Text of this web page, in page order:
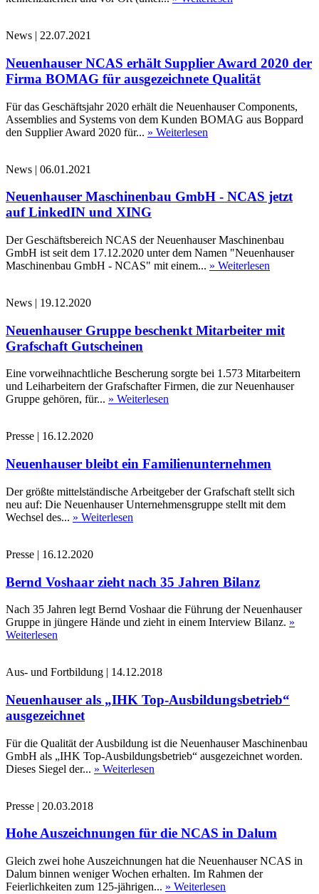
News | 22.07.2021
Neuenhauser NCAS erhält Supplier Award 2020 der
Firma BOMAG für ausgezeichnete Qualität
Für das Geschäftsjahr 2020 erhält die Neuenhauser Components,
Assemblies and Systems von dem Kunden BOMAG aus Boppard
den Supplier Award 2020 für... » Weiterlesen
News | 06.01.2021
Neuenhauser Maschinenbau GmbH - NCAS jetzt
auf LinkedIN und XING
Der Geschäftsbereich NCAS der Neuenhauser Maschinenbau
GmbH ist seit dem 17.12.2020 unter dem Namen "Neuenhauser
Maschinenbau GmbH - NCAS" mit einem... » Weiterlesen
News | 19.12.2020
Neuenhauser Gruppe beschenkt Mitarbeiter mit
Grafschaft Gutscheinen
Eine vorweihnachtliche Bescherung sorgte bei 1.573 Mitarbeitern
und Leiharbeitern der Grafschafter Firmen, die zur Neuenhauser
Gruppe gehören, für... » Weiterlesen
Presse | 16.12.2020
Neuenhauser bleibt ein Familienunternehmen
Der größte mittelständische Arbeitgeber der Grafschaft stellt sich
neu auf: Die Neuenhauser Unternehmensgruppe stellt mit dem
Wechsel des... » Weiterlesen
Presse | 16.12.2020
Bernd Voshaar zieht nach 35 Jahren Bilanz
Nach 35 Jahren legt Bernd Voshaar die Führung der Neuenhauser
Gruppe in jüngere Hände und zieht in einem Interview Bilanz. »
Weiterlesen
Aus- und Fortbildung | 14.12.2018
Neuenhauser als „IHK Top-Ausbildungsbetrieb“
ausgezeichnet
Für die Qualität der Ausbildung ist die Neuenhauser Maschinenbau
GmbH als „IHK Top-Ausbildungsbetrieb“ ausgezeichnet worden.
Dieses Siegel der... » Weiterlesen
Presse | 20.03.2018
Hohe Auszeichnungen für die NCAS in Dalum
Gleich zwei hohe Auszeichnungen hat die Neuenhauser NCAS in
Dalum binnen weniger Wochen erhalten. Im Rahmen der
Feierlichkeiten zum 125-jährigen... » Weiterlesen